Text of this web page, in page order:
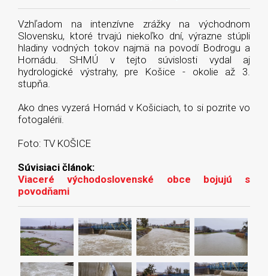
Vzhľadom na intenzívne zrážky na východnom
Slovensku, ktoré trvajú niekoľko dní, výrazne stúpli
hladiny vodných tokov najmä na povodí Bodrogu a
Hornádu. SHMÚ v tejto súvislosti vydal aj
hydrologické výstrahy, pre Košice - okolie až 3.
stupňa.
Ako dnes vyzerá Hornád v Košiciach, to si pozrite vo
fotogalérii.
Foto: TV KOŠICE
Súvisiaci článok:
Viaceré východoslovenské obce bojujú s
povodňami